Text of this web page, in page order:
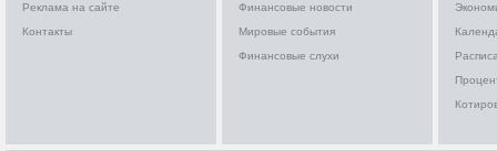
Реклама на сайте
Контакты
Финансовые новости
Мировые события
Финансовые слухи